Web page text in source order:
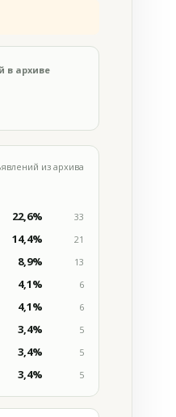
в архиве
из архива
22,6%
33
14,4%
21
8,9%
13
4,1%
6
4,1%
6
3,4%
5
3,4%
5
3,4% 5